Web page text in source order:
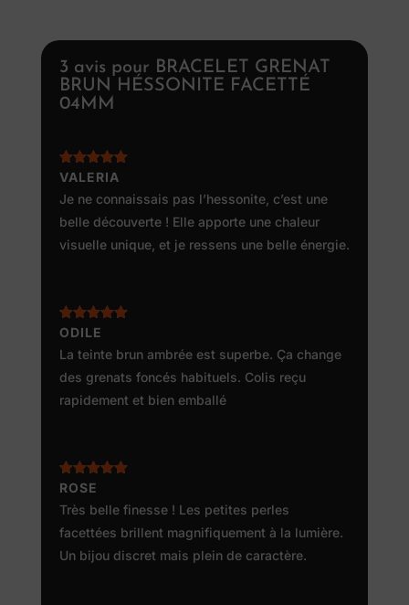
3 avis pour BRACELET GRENAT
BRUN HÉSSONITE FACETTÉ
04MM
Note5 sur
VALERIA
Je ne connaissais pas l’hessonite, c’est une
belle découverte ! Elle apporte une chaleur
visuelle unique, et je ressens une belle énergie.
Note 5sur
ODILE
La teinte brun ambrée est superbe. Ça change
des grenats foncés habituels. Colis reçu
rapidement et bien emballé
Note5
ROSE
Très belle finesse ! Les petites perles
facettées brillent magnifiquement à la lumière.
Un bijou discret mais plein de caractère.